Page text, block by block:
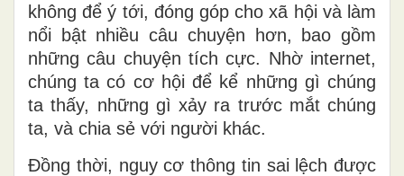
không để ý tới, đóng góp cho xã hội và làm
nổi bật nhiều câu chuyện hơn, bao gồm
những câu chuyện tích cực. Nhờ internet,
chúng ta có cơ hội để kể những gì chúng
ta thấy, những gì xảy ra trước mắt chúng
ta, và chia sẻ với người khác.
Đồng thời, nguy cơ thông tin sai lệch được